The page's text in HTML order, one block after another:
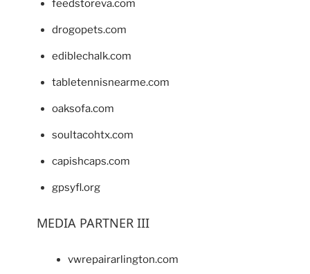
feedstoreva.com
drogopets.com
ediblechalk.com
tabletennisnearme.com
oaksofa.com
soultacohtx.com
capishcaps.com
gpsyfl.org
MEDIA PARTNER III
vwrepairarlington.com